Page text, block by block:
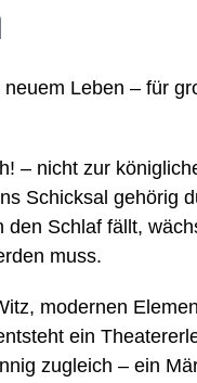
Leben – für
– nicht zur
Schicksal gehörig
Schlaf fällt,
muss.
modernen
ein
zugleich – ein